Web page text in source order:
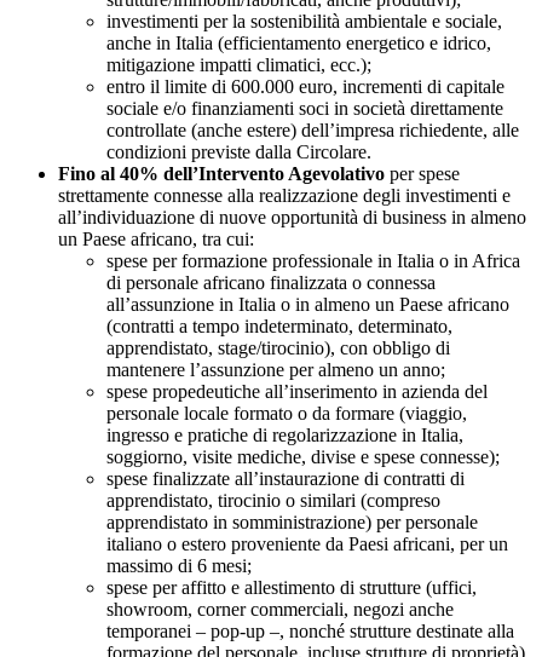
investimenti per la sostenibilità ambientale e sociale,
anche in Italia (efficientamento energetico e idrico,
mitigazione impatti climatici, ecc.);
entro il limite di 600.000 euro, incrementi di capitale
sociale e/o finanziamenti soci in società direttamente
controllate (anche estere) dell’impresa richiedente, alle
condizioni previste dalla Circolare.
Fino al 40% dell’Intervento Agevolativo per spese
strettamente connesse alla realizzazione degli investimenti e
all’individuazione di nuove opportunità di business in almeno
un Paese africano, tra cui:
spese per formazione professionale in Italia o in Africa
di personale africano finalizzata o connessa
all’assunzione in Italia o in almeno un Paese africano
(contratti a tempo indeterminato, determinato,
apprendistato, stage/tirocinio), con obbligo di
mantenere l’assunzione per almeno un anno;
spese propedeutiche all’inserimento in azienda del
personale locale formato o da formare (viaggio,
ingresso e pratiche di regolarizzazione in Italia,
soggiorno, visite mediche, divise e spese connesse);
spese finalizzate all’instaurazione di contratti di
apprendistato, tirocinio o similari (compreso
apprendistato in somministrazione) per personale
italiano o estero proveniente da Paesi africani, per un
massimo di 6 mesi;
spese per affitto e allestimento di strutture (uffici,
showroom, corner commerciali, negozi anche
temporanei – pop-up –, nonché strutture destinate alla
formazione del personale, incluse strutture di proprietà)